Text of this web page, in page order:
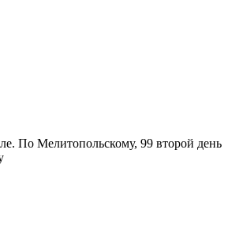
По Мелитопольскому, 99 второй день